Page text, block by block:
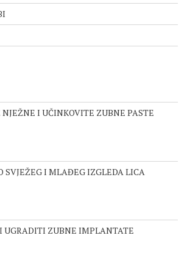
NJEŽNE I UČINKOVITE ZUBNE PASTE
SVJEŽEG I MLAĐEG IZGLEDA LICA
UGRADITI ZUBNE IMPLANTATE